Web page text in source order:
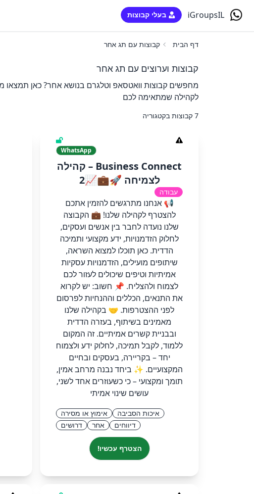
iGroupsIL בעלי קבוצות
דף הבית קבוצות עם תג אחר
קבוצות וערוצים עם תג אחר
מחפשים קבוצות וואטסאפ וטלגרם בנושא אחר? כאן תמצאו
לקהילה שמתאימה לכם
7 קבוצות בקטגוריה
WhatsApp
Business Connect – קהילה
לצמיחה 🚀💼📈2
עבודה
📢 אנחנו מתרגשים להזמין אתכם
להצטרף לקהילה שלנו! 💼 הקבוצה
שלנו נועדה לחבר בין אנשים ועסקים,
לחלוק הזדמנויות, ידע מקצועי ותמיכה
הדדית. כאן תוכלו למצוא השראה,
שיתופים מועילים, הזדמנויות עסקיות
אמיתיות וטיפים שיכולים לעזור לכם
לצמוח ולהצליח. 📌 חשוב: יש לקרוא
את התנאים, הכללים וההנחיות לפרסום
לפני ההצטרפות. 🤝 בקהילה שלנו
מאמינים בשיתוף, בעזרה הדדית
ובבניית קשרים אמיתיים. זה המקום
ללמוד, לקבל תמיכה, לחלוק ידע ולצמוח
יחד – בקריירה, בעסקים ובחיים
המקצועיים. ✨ ביחד נבנה מרחב אמין,
תומך ומקצועי – כי כשעוזרים אחד לשני,
עושים שינוי אמיתי
איכות הסביבה
אימוץ או מסירה
דיווחים
אחר דרושים
הצטרף עכשיו!